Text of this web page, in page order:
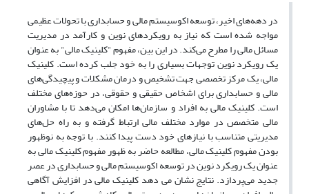
در دهه‌های اخیر، توسعه اکوسیستم مالی و حسابداری با تحولات عظیمی
مواجه شده است که نیاز به رویکردهای نوین و کارآمد در مدیریت
مسائل مالی را مطرح می‌کند. در این بین، مفهوم "کلینیک مالی" به عنوان
یک رویکرد نوین توجهات بسیاری را به خود جلب کرده است. کلینیک
مالی، یک مرکز تخصصی جهت تشخیص و درمان مشکلات و پیچیدگی‌های
مالی و حسابداری برای اشخاص حقیقی و حقوقی، در حوزه‌های مختلف
است. کلینیک مالی به افراد و سازمان‌ها امکان می‌دهد تا با مشاوران
مالی متخصص در موارد مختلف مالی ارتباط گرفته و به راه ‌حل‌های
مدیریتی متناسب با نیازهای خود دست پیدا کنند. با توجه به نوظهور
بودن مفهوم کلینیک مالی، مطالعه حاضر به ظهور مفهوم کلینیک مالی به
عنوان یک رویکرد نوین در توسعه اکوسیستم مالی و حسابداری در عصر
جدید می‌پردازد. نتایج نشان می دهد کلینیک مالی در افزایش آگاهی